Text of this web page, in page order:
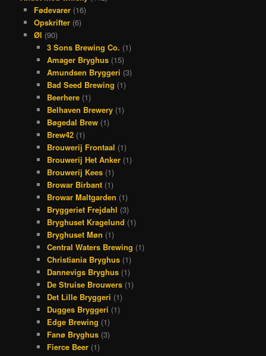
Fødevarer(16)
Opskrifter(6)
Øl (90)
3 Sons Brewing Co. (1)
Amager Bryghus (15)
Amundsen Bryggeri (3)
Bad Seed Brewing (1)
Beerhere (1)
Belhaven Brewery (1)
Bøgedal Brew (1)
Brew42 (1)
Brouwerij Frontaal (1)
Brouwerij Het Anker (1)
Brouwerij Kees (1)
Browar Birbant (1)
Browar Maltgarden (1)
Bryggeriet Frejdahl (3)
Bryghuset Kragelund (1)
Bryghuset Møn (1)
Central Waters Brewing (1)
Christiania Bryghus (1)
Dannevigs Bryghus (1)
De Struise Brouwers (1)
Det Lille Bryggeri (1)
Dugges Bryggeri (1)
Edge Brewing (1)
Fanø Bryghus (3)
Fierce Beer (1)